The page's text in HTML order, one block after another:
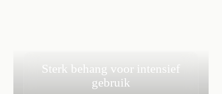
Sterk behang voor intensief
gebruik